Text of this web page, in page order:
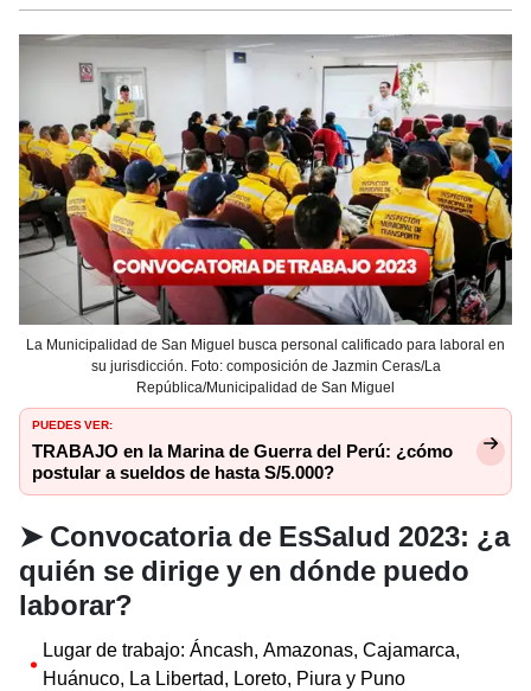
La Municipalidad de San Miguel busca personal calificado para laboral en
su jurisdicción. Foto: composición de Jazmin Ceras/La
República/Municipalidad de San Miguel
PUEDES VER:
TRABAJO en la Marina de Guerra del Perú: ¿cómo
postular a sueldos de hasta S/5.000?
➤ Convocatoria de EsSalud 2023: ¿a
quién se dirige y en dónde puedo
laborar?
Lugar de trabajo: Áncash, Amazonas, Cajamarca,
Huánuco, La Libertad, Loreto, Piura y Puno